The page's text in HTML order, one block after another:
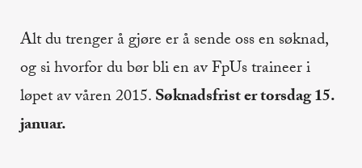
Alt du trenger å gjøre er å sende oss en søknad,
og si hvorfor du bør bli en av FpUs traineer i
løpet av våren 2015.Søknadsfrist er torsdag 15.
januar.